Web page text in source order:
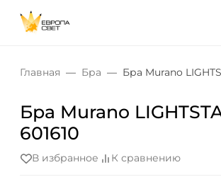
Главная Бра Бра Murano
Бра Murano
601610
В избранное К сравнению